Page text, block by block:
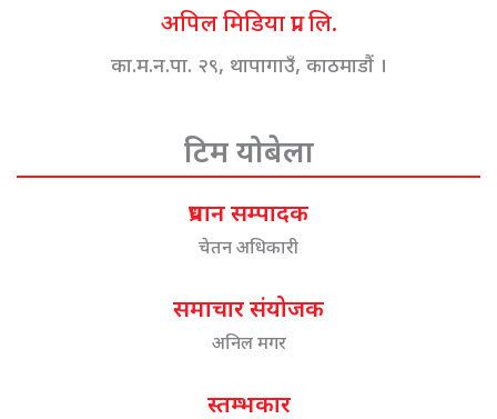
अपिल मिडिया प्रा. लि.
का.म.न.पा. २९, थापागाउँ, काठमाडौं ।
टिम योबेला
प्रधान सम्पादक
चेतन अधिकारी
समाचार संयोजक
अनिल मगर
स्तम्भकार